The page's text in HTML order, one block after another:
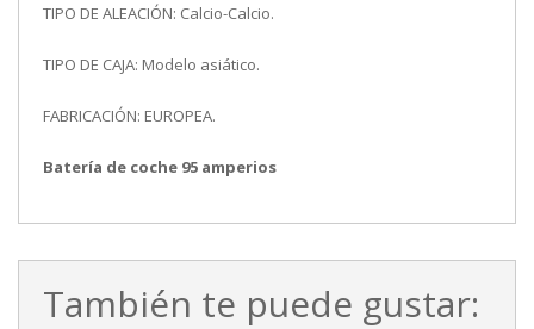
TIPO DE ALEACIÓN: Calcio-Calcio.
TIPO DE CAJA: Modelo asiático.
FABRICACIÓN: EUROPEA.
Batería de coche 95 amperios
También te puede gustar: